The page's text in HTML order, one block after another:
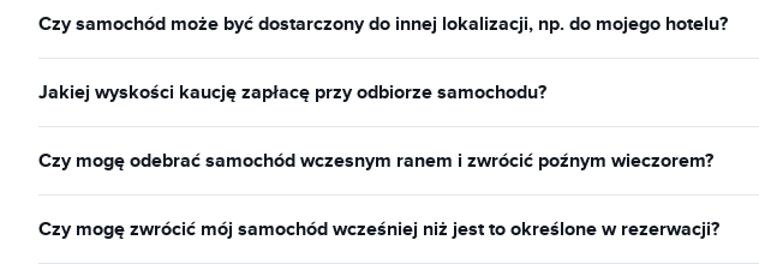
Czy samochód może być dostarczony do innej lokalizacji, np. do mojego hotelu?
Jakiej wyskości kaucję zapłacę przy odbiorze samochodu?
Czy mogę odebrać samochód wczesnym ranem i zwrócić poźnym wieczorem?
Czy mogę zwrócić mój samochód wcześniej niż jest to określone w rezerwacji?